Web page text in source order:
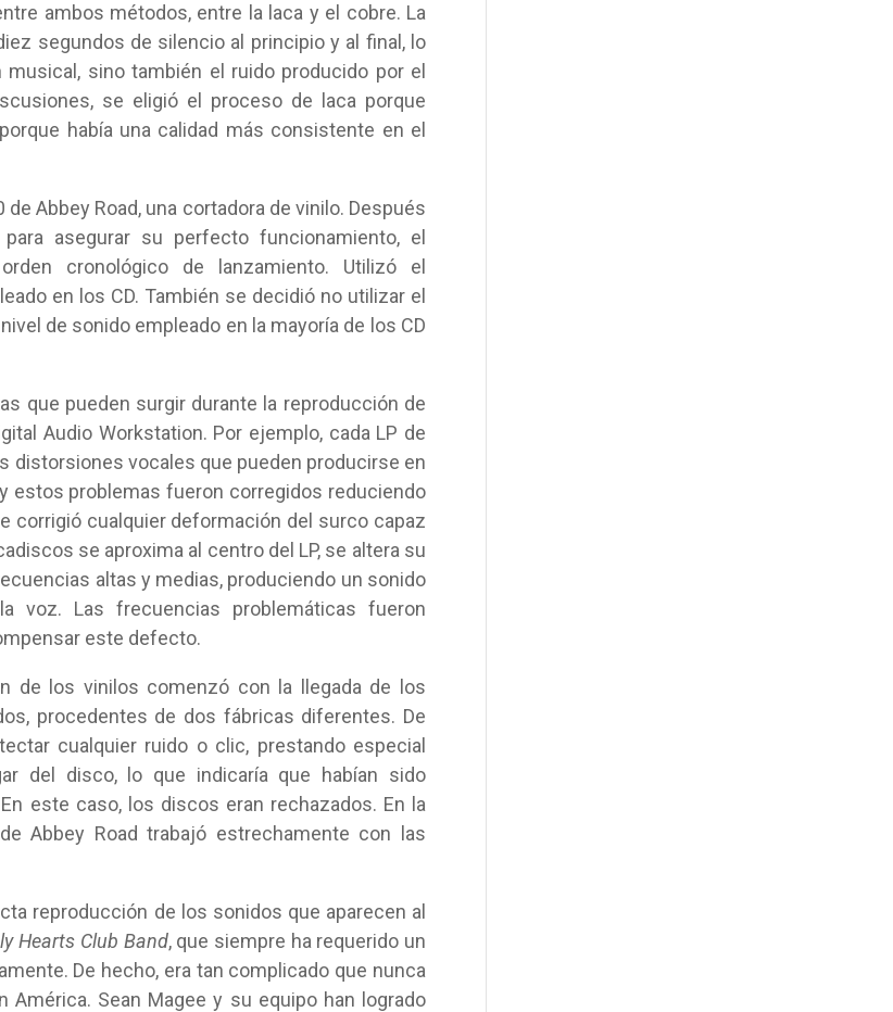
ambos métodos, entre la laca y el cobre. La
segundos de silencio al principio y al final, lo
sino también el ruido producido por el
se eligió el proceso de laca porque
había una calidad más consistente en el
Abbey Road, una cortadora de vinilo. Después
asegurar su perfecto funcionamiento, el
cronológico de lanzamiento. Utilizó el
en los CD. También se decidió no utilizar el
de sonido empleado en la mayoría de los CD
que pueden surgir durante la reproducción de
Audio Workstation. Por ejemplo, cada LP de
distorsiones vocales que pueden producirse en
estos problemas fueron corregidos reduciendo
corrigió cualquier deformación del surco capaz
se aproxima al centro del LP, se altera su
altas y medias, produciendo un sonido
voz. Las frecuencias problemáticas fueron
este defecto.
de los vinilos comenzó con la llegada de los
procedentes de dos fábricas diferentes. De
cualquier ruido o clic, prestando especial
del disco, lo que indicaría que habían sido
este caso, los discos eran rechazados. En la
Abbey Road trabajó estrechamente con las
reproducción de los sonidos que aparecen al
Hearts Club Band, que siempre ha requerido un
De hecho, era tan complicado que nunca
Sean Magee y su equipo han logrado